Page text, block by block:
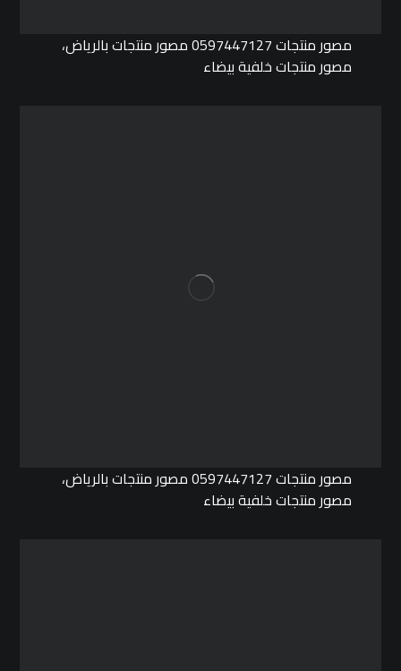
مصور منتجات 0597447127 مصور منتجات بالرياض،
مصور منتجات خلفية بيضاء
مصور منتجات 0597447127 مصور منتجات بالرياض،
مصور منتجات خلفية بيضاء